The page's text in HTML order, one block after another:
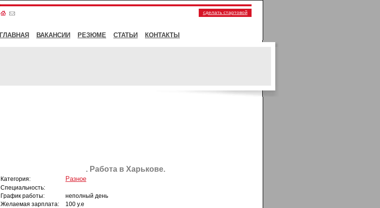
сделать стартовой
ГЛАВНАЯ ВАКАНСИИ РЕЗЮМЕ СТАТЬИ КОНТАКТЫ
. Работа в Харькове.
Категория: Разное
Специальность:
График работы:
неполный день
Желаемая зарплата:
100 у.е